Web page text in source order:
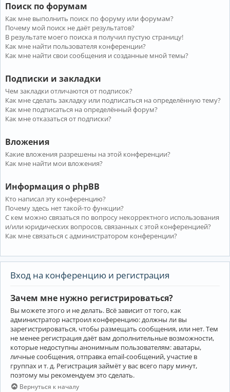
Поиск по форумам
Как мне выполнить поиск по форуму или форумам?
Почему мой поиск не даёт результатов?
В результате моего поиска я получил пустую страницу!
Как мне найти пользователя конференции?
Как мне найти свои сообщения и созданные мной темы?
Подписки и закладки
Чем закладки отличаются от подписок?
Как мне сделать закладку или подписаться на определённую тему?
Как мне подписаться на определённый форум?
Как мне отказаться от подписки?
Вложения
Какие вложения разрешены на этой конференции?
Как мне найти мои вложения?
Информация о phpBB
Кто написал эту конференцию?
Почему здесь нет такой-то функции?
С кем можно связаться по вопросу некорректного использования
и/или юридических вопросов, связанных с этой конференцией?
Как мне связаться с администратором конференции?
Вход на конференцию и регистрация
Зачем мне нужно регистрироваться?
Вы можете этого и не делать. Всё зависит от того, как
администратор настроил конференцию: должны ли вы
зарегистрироваться, чтобы размещать сообщения, или нет. Тем
не менее регистрация даёт вам дополнительные возможности,
которые недоступны анонимным пользователям: аватары,
личные сообщения, отправка email-сообщений, участие в
группах и т. д. Регистрация займёт у вас всего пару минут,
поэтому мы рекомендуем это сделать.
Вернуться к началу